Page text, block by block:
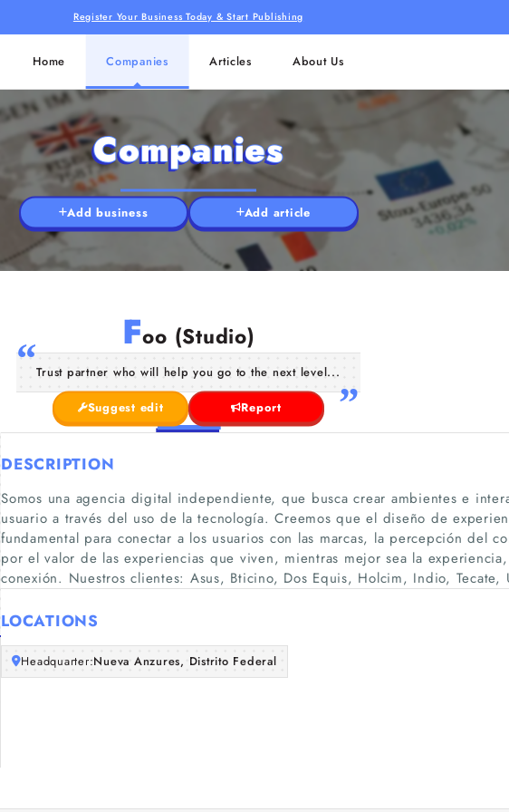
Register Your Business Today & Start Publishing
Home Companies Articles About Us
Companies
Add business Add article
Foo (Studio)
Trust partner who will help you go to the next level...
Suggest edit Report
DESCRIPTION
Somos una agencia digital independiente, que busca crear ambientes e
usuario a través del uso de la tecnología. Creemos que el diseño de
fundamental para conectar a los usuarios con las marcas, la percepción del
por el valor de las experiencias que viven, mientras mejor sea la
conexión. Nuestros clientes: Asus, Bticino, Dos Equis, Holcim, Indio, Tecate,
LOCATIONS
Headquarter:Nueva Anzures, Distrito Federal